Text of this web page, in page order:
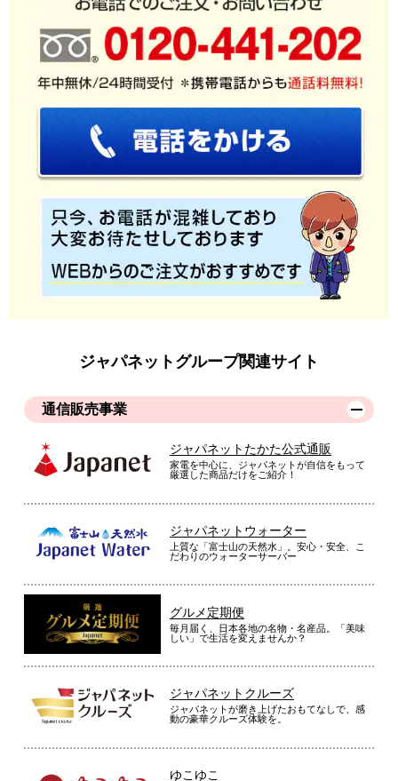
ジャパネットグループ関連サイト
通信販売事業
ジャパネットたかた公式通販
家電を中心に、ジャパネットが自信をもって
厳選した商品だけをご紹介！
ジャパネットウォーター
上質な「富士山の天然水」。安心・安全、こ
だわりのウォーターサーバー
グルメ定期便
毎月届く、日本各地の名物・名産品。「美味
しい」で生活を変えませんか？
ジャパネットクルーズ
ジャパネットが磨き上げたおもてなしで、感
動の豪華クルーズ体験を。
ゆこゆこ